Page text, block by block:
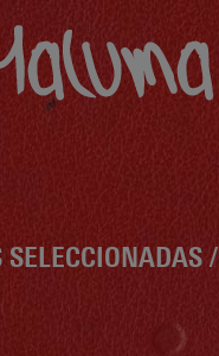
SELECCIONADAS /